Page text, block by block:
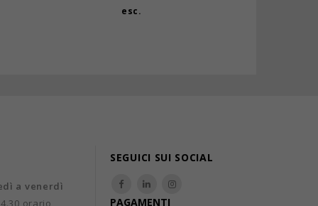
esc.
a venerdì
orario
SEGUICI SUI SOCIAL
PAGAMENTI